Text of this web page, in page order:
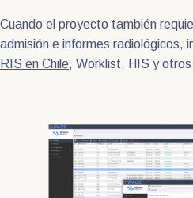
Cuando el proyecto también
admisión e informes radiológicos,
RIS en Chile, Worklist, HIS y